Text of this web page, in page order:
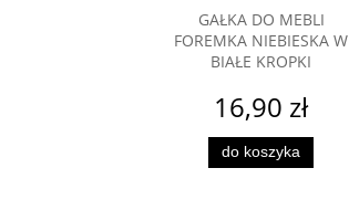
GAŁKA DO MEBLI
FOREMKA NIEBIESKA W
BIAŁE KROPKI
16,90 zł
do koszyka